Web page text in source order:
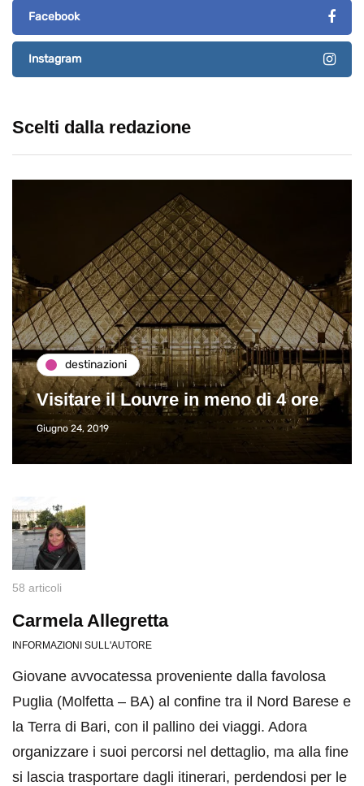
Facebook
Instagram
Scelti dalla redazione
destinazioni
Visitare il Louvre in meno di 4 ore
Giugno 24, 2019
58 articoli
Carmela Allegretta
INFORMAZIONI SULL'AUTORE
Giovane avvocatessa proveniente dalla favolosa
Puglia (Molfetta – BA) al confine tra il Nord Barese e
la Terra di Bari, con il pallino dei viaggi. Adora
organizzare i suoi percorsi nel dettaglio, ma alla fine
si lascia trasportare dagli itinerari, perdendosi per le